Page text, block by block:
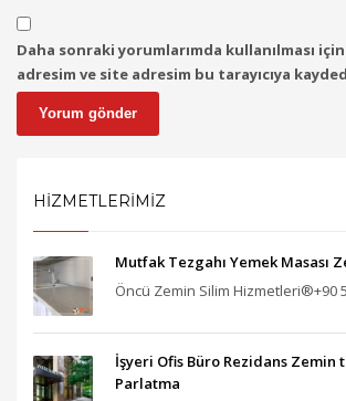
Daha sonraki yorumlarımda kullanılması
adresim ve site adresim bu tarayıcıya
HİZMETLERİMİZ
Mutfak Tezgahı Yemek Masası
Öncü Zemin Silim Hizmetleri®+90
İşyeri Ofis Büro Rezidans Zemin
Parlatma